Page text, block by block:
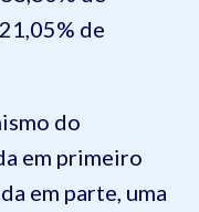
de
do
em primeiro
em parte, uma